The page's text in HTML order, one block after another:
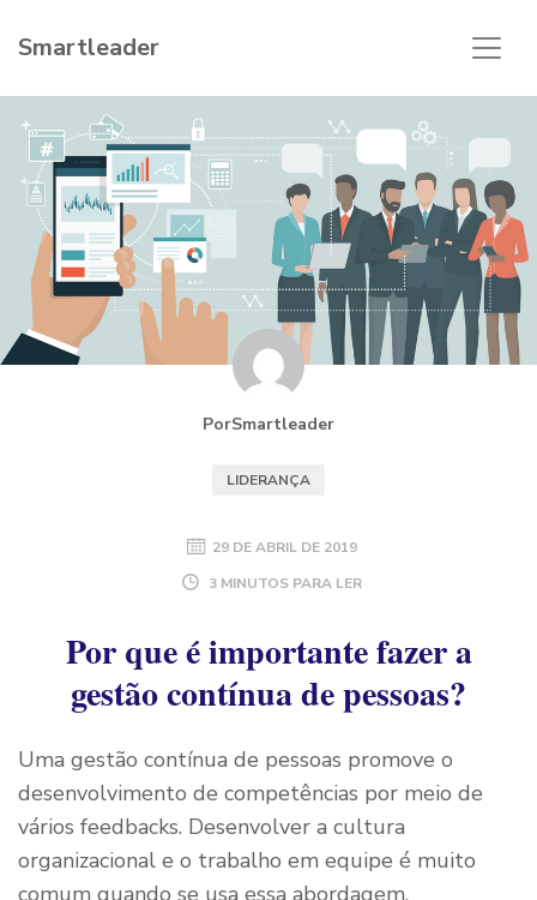
Smartleader
PorSmartleader
LIDERANÇA
29 DE ABRIL DE 2019
3 MINUTOS PARA LER
Por que é importante fazer a
gestão contínua de pessoas?
Uma gestão contínua de pessoas promove o
desenvolvimento de competências por meio de
vários feedbacks. Desenvolver a cultura
organizacional e o trabalho em equipe é muito
comum quando se usa essa abordagem.